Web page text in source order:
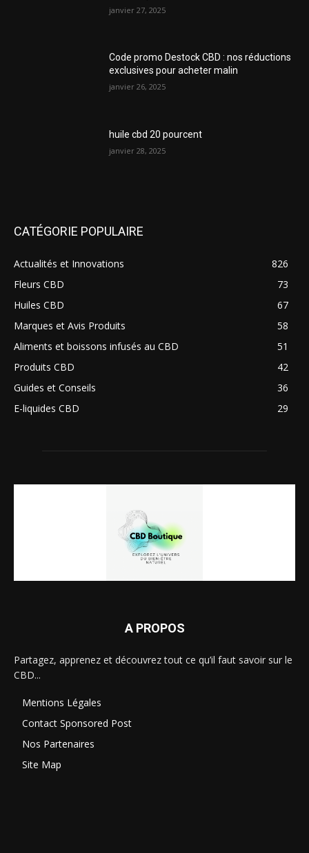
janvier 27, 2025
Code promo Destock CBD : nos réductions
exclusives pour acheter malin
janvier 26, 2025
huile cbd 20 pourcent
janvier 28, 2025
CATÉGORIE POPULAIRE
Actualités et Innovations
826
Fleurs CBD
73
Huiles CBD
67
Marques et Avis Produits
58
Aliments et boissons infusés au CBD
51
Produits CBD
42
Guides et Conseils
36
E-liquides CBD
29
A PROPOS
Partagez, apprenez et découvrez tout ce qu’il faut savoir sur le
CBD...
Mentions Légales
Contact Sponsored Post
Nos Partenaires
Site Map